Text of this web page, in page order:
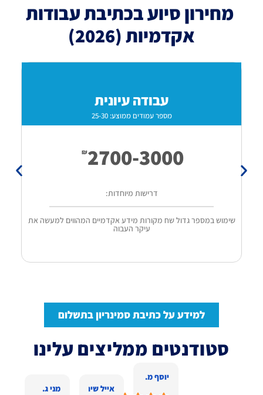
מחירון סיוע בכתיבת עבודות
אקדמיות (2026)
עבודה עיונית
מספר עמודים ממוצע: 25-30
₪2700-3000
דרישות מיוחדות:
שימוש במספר גדול שח מקורות מידע אקדמיים המהווים למעשה את
עיקר העבוה
למידע על כתיבת סמינריון בתשלום
סטודנטים ממליצים עלינו
יוסף מ.
אייל שירותי פריצה ו.
מני ג.